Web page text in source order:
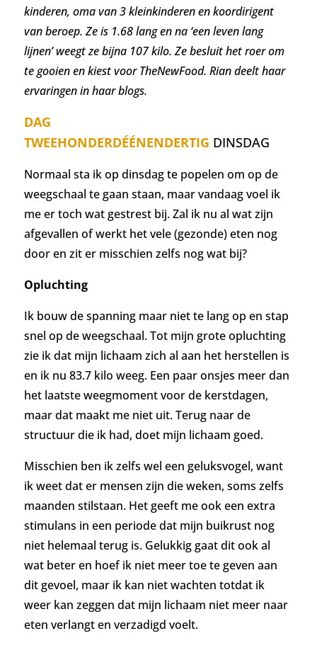
kinderen, oma van 3 kleinkinderen en koordirigent
van beroep. Ze is 1.68 lang en na ‘een leven lang
lijnen’ weegt ze bijna 107 kilo. Ze besluit het roer om
te gooien en kiest voor TheNewFood. Rian deelt haar
ervaringen in haar blogs.
DAG
TWEEHONDERDÉÉNENDERTIG DINSDAG
Normaal sta ik op dinsdag te popelen om op de
weegschaal te gaan staan, maar vandaag voel ik
me er toch wat gestrest bij. Zal ik nu al wat zijn
afgevallen of werkt het vele (gezonde) eten nog
door en zit er misschien zelfs nog wat bij?
Opluchting
Ik bouw de spanning maar niet te lang op en stap
snel op de weegschaal. Tot mijn grote opluchting
zie ik dat mijn lichaam zich al aan het herstellen is
en ik nu 83.7 kilo weeg. Een paar onsjes meer dan
het laatste weegmoment voor de kerstdagen,
maar dat maakt me niet uit. Terug naar de
structuur die ik had, doet mijn lichaam goed.
Misschien ben ik zelfs wel een geluksvogel, want
ik weet dat er mensen zijn die weken, soms zelfs
maanden stilstaan. Het geeft me ook een extra
stimulans in een periode dat mijn buikrust nog
niet helemaal terug is. Gelukkig gaat dit ook al
wat beter en hoef ik niet meer toe te geven aan
dit gevoel, maar ik kan niet wachten totdat ik
weer kan zeggen dat mijn lichaam niet meer naar
eten verlangt en verzadigd voelt.